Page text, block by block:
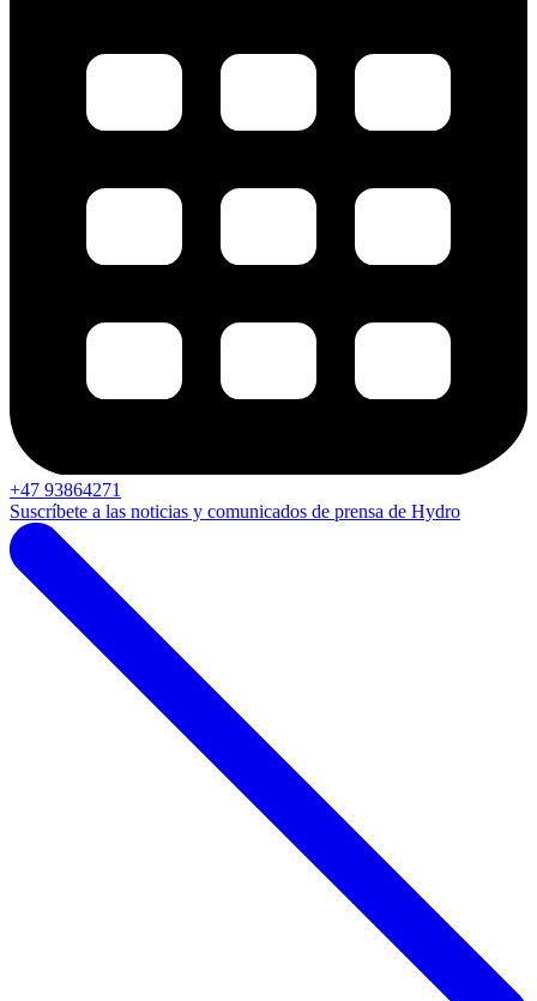
+47 93864271
Suscríbete a las noticias y comunicados de prensa de Hydro